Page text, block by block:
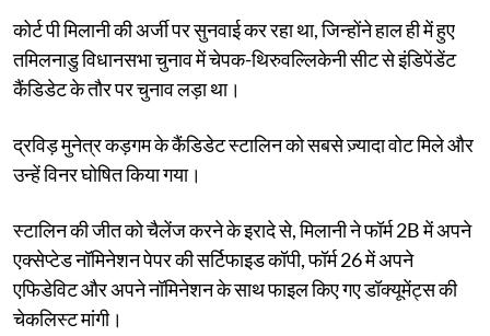
कोर्ट पी मिलानी की अर्जी पर सुनवाई कर रहा था, जिन्होंने हाल ही में हुए
तमिलनाडु विधानसभा चुनाव में चेपक-थिरुवल्लिकेनी सीट से इंडिपेंडेंट
कैंडिडेट के तौर पर चुनाव लड़ा था।
द्रविड़ मुनेत्र कड़गम के कैंडिडेट स्टालिन को सबसे ज़्यादा वोट मिले और
उन्हें विनर घोषित किया गया।
स्टालिन की जीत को चैलेंज करने के इरादे से, मिलानी ने फॉर्म 2B में अपने
एक्सेप्टेड नॉमिनेशन पेपर की सर्टिफाइड कॉपी, फॉर्म 26 में अपने
एफिडेविट और अपने नॉमिनेशन के साथ फाइल किए गए डॉक्यूमेंट्स की
चेकलिस्ट मांगी।